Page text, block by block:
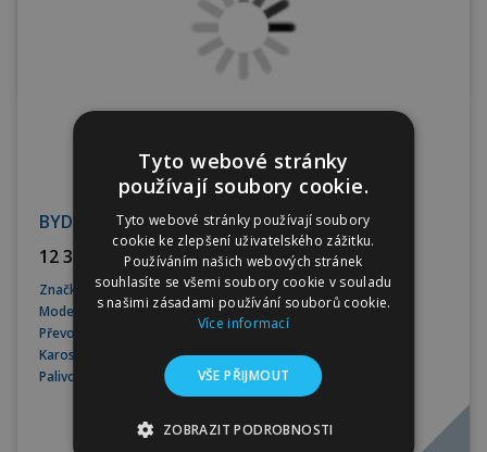
BYD Seal U DM-i Design 324k 4×4
12 389 CZK bez DPH
Značka
BYD
Model
Seal U
Převodovka
Automatická
Karoserie
SUV
Palivo
Hybridní
Tyto webové stránky
používají soubory cookie.
Tyto webové stránky používají soubory
cookie ke zlepšení uživatelského zážitku.
Používáním našich webových stránek
souhlasíte se všemi soubory cookie v souladu
s našimi zásadami používání souborů cookie.
Více informací
VŠE PŘIJMOUT
ZOBRAZIT PODROBNOSTI